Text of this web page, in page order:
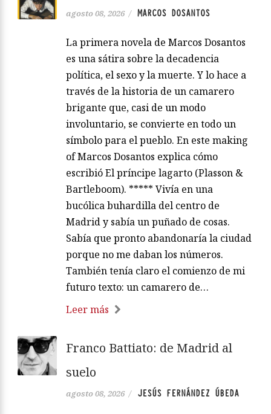
agosto 08, 2026 / MARCOS DOSANTOS
La primera novela de Marcos Dosantos
es una sátira sobre la decadencia
política, el sexo y la muerte. Y lo hace a
través de la historia de un camarero
brigante que, casi de un modo
involuntario, se convierte en todo un
símbolo para el pueblo. En este making
of Marcos Dosantos explica cómo
escribió El príncipe lagarto (Plasson &
Bartleboom). ***** Vivía en una
bucólica buhardilla del centro de
Madrid y sabía un puñado de cosas.
Sabía que pronto abandonaría la ciudad
porque no me daban los números.
También tenía claro el comienzo de mi
futuro texto: un camarero de…
Leer más
Franco Battiato: de Madrid al
suelo
agosto 08, 2026 / JESÚS FERNÁNDEZ ÚBEDA